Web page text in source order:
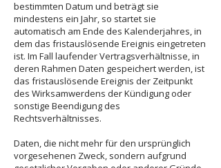
bestimmten Datum und beträgt sie
mindestens ein Jahr, so startet sie
automatisch am Ende des Kalenderjahres, in
dem das fristauslösende Ereignis eingetreten
ist. Im Fall laufender Vertragsverhältnisse, in
deren Rahmen Daten gespeichert werden, ist
das fristauslösende Ereignis der Zeitpunkt
des Wirksamwerdens der Kündigung oder
sonstige Beendigung des
Rechtsverhältnisses.
Daten, die nicht mehr für den ursprünglich
vorgesehenen Zweck, sondern aufgrund